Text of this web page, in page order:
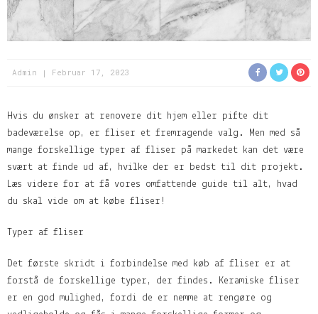
Admin Februar 17, 2023
Hvis du ønsker at renovere dit hjem eller pifte dit
badeværelse op, er fliser et fremragende valg. Men med så
mange forskellige typer af fliser på markedet kan det være
svært at finde ud af, hvilke der er bedst til dit projekt.
Læs videre for at få vores omfattende guide til alt, hvad
du skal vide om at købe fliser!
Typer af fliser
Det første skridt i forbindelse med køb af fliser er at
forstå de forskellige typer, der findes. Keramiske fliser
er en god mulighed, fordi de er nemme at rengøre og